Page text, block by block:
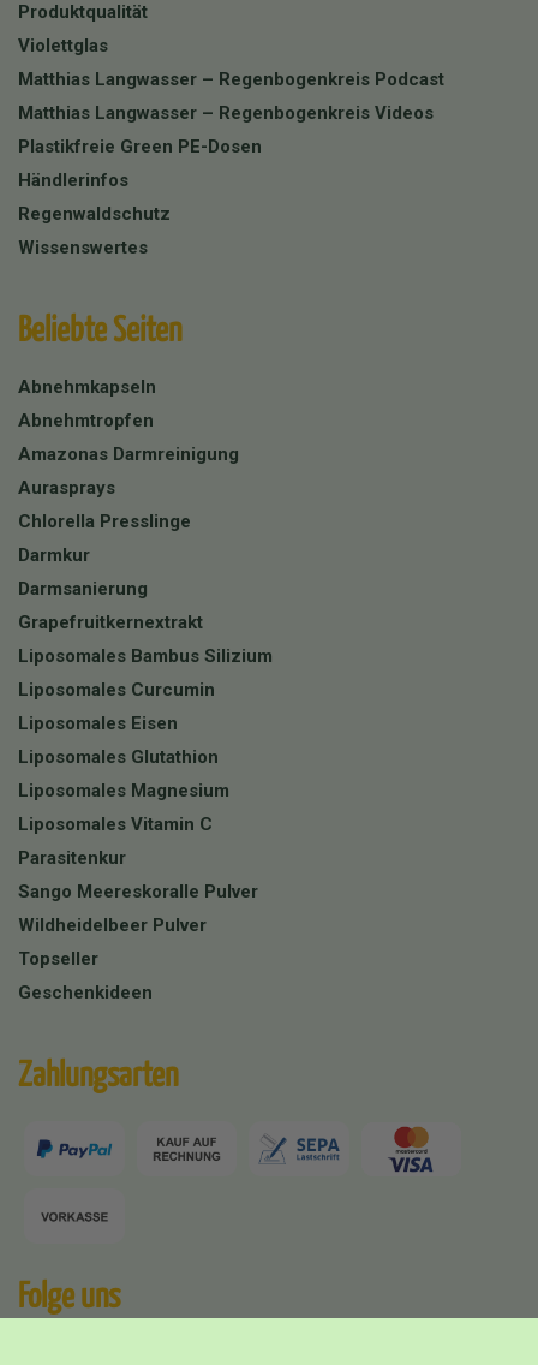
Produktqualität
Violettglas
Matthias Langwasser – Regenbogenkreis Podcast
Matthias Langwasser – Regenbogenkreis Videos
Plastikfreie Green PE-Dosen
Händlerinfos
Regenwaldschutz
Wissenswertes
Beliebte Seiten
Abnehmkapseln
Abnehmtropfen
Amazonas Darmreinigung
Aurasprays
Chlorella Presslinge
Darmkur
Darmsanierung
Grapefruitkernextrakt
Liposomales Bambus Silizium
Liposomales Curcumin
Liposomales Eisen
Liposomales Glutathion
Liposomales Magnesium
Liposomales Vitamin C
Parasitenkur
Sango Meereskoralle Pulver
Wildheidelbeer Pulver
Topseller
Geschenkideen
Zahlungsarten
Folge uns